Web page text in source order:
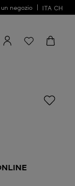
un negozio ITA CH